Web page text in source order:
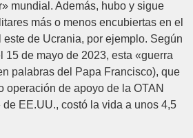
mundial. Además, hubo y sigue
más o menos encubiertas en el
de Ucrania, por ejemplo. Según
15 de mayo de 2023, esta «guerra
palabras del Papa Francisco), que
operación de apoyo de la OTAN
EE.UU., costó la vida a unos 4,5